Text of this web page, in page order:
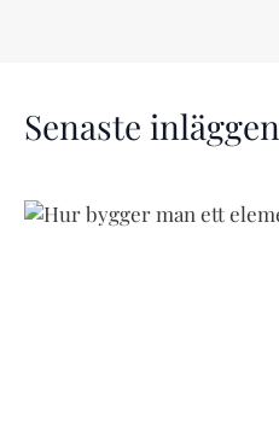
Senaste inläggen